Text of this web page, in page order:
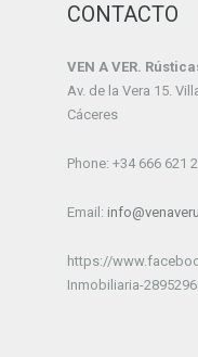
CONTACTO
VEN A VER.
Av. de la Vera 15.
Cáceres
Phone: +34 666 621
Email:
https://
Inmobiliaria-